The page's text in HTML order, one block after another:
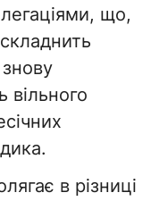
що,
в різниці